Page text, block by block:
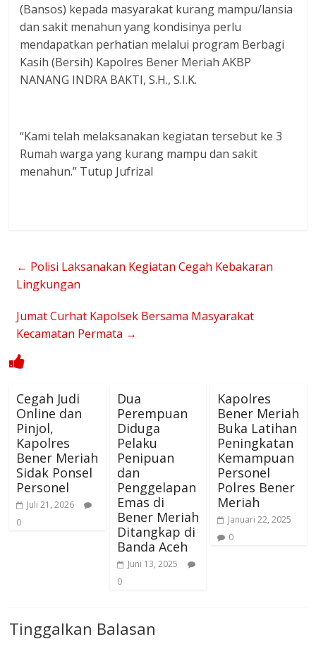
(Bansos) kepada masyarakat kurang mampu/lansia
dan sakit menahun yang kondisinya perlu
mendapatkan perhatian melalui program Berbagi
Kasih (Bersih) Kapolres Bener Meriah AKBP
NANANG INDRA BAKTI, S.H., S.I.K.
“Kami telah melaksanakan kegiatan tersebut ke 3
Rumah warga yang kurang mampu dan sakit
menahun.” Tutup Jufrizal
← Polisi Laksanakan Kegiatan Cegah Kebakaran
Lingkungan
Jumat Curhat Kapolsek Bersama Masyarakat
Kecamatan Permata →
Cegah Judi
Online dan
Pinjol,
Kapolres
Bener Meriah
Sidak Ponsel
Personel
Juli 21, 2026
0
Dua
Perempuan
Diduga
Pelaku
Penipuan
dan
Penggelapan
Emas di
Bener Meriah
Ditangkap di
Banda Aceh
Juni 13, 2025
0
Kapolres
Bener Meriah
Buka Latihan
Peningkatan
Kemampuan
Personel
Polres Bener
Meriah
Januari 22, 2025
0
Tinggalkan Balasan